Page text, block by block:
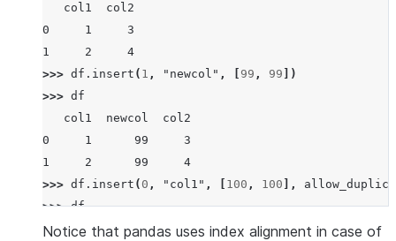
   col1  col2
0     1     3
1     2     4
>>> df . insert ( 1 , "newcol" , 99 , 99 ])
>>> df
   col1  newcol  col2
0     1      99     3
1     2      99     4
>>> df . insert ( 0 , "col1" , 100 , 100 ],
>>> df
   col1  col1  newcol  col2
Notice that pandas uses index alignment in case of